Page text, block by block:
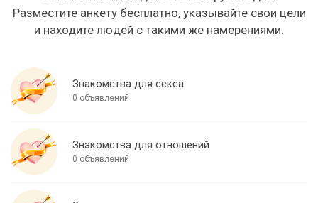
Разместите анкету бесплатно, указывайте свои цели
и находите людей с такими же намерениями.
Знакомства для секса
0 объявлений
Знакомства для отношений
0 объявлений